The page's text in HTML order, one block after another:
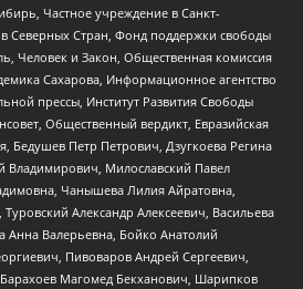
Частное учреждение в Санкт-
Северных Стран, Фонд поддержки свободы
Человек и Закон, Общественная комиссия
Сахарова, Информационное агентство
прессы, Институт Развития Свободы
Общественный вердикт, Евразийская
Бедушев Петр Петрович, Дзугкоева Регина
Владимирович, Милославский Павел
Чанышева Лилия Айратовна,
Александр Алексеевич, Васильева
Анна Валерьевна, Бойко Анатолий
Пивоваров Андрей Сергеевич,
Магомед Бекханович, Шарипков